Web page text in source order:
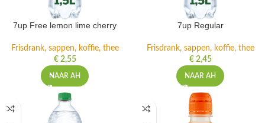
7up Free lemon lime cherry
Frisdrank, sappen, koffie, thee
€2,55
NAAR AH
7up Regular
Frisdrank, sappen, koffie, thee
€2,45
NAAR AH